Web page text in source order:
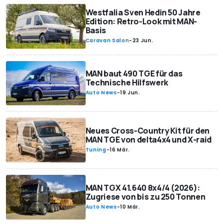
Westfalia Sven Hedin 50 Jahre
Edition: Retro-Look mit MAN-
Basis
Caravan Salon- 23 Jun.
MAN baut 490 TGE für das
Technische Hilfswerk
Auto News-19 Jun.
Neues Cross-Country Kit für den
MAN TGE von delta4x4 und X-raid
Tuning-16 Mär.
MAN TGX 41.640 8x4/4 (2026):
Zugriese von bis zu 250 Tonnen
Auto News-10 Mär.